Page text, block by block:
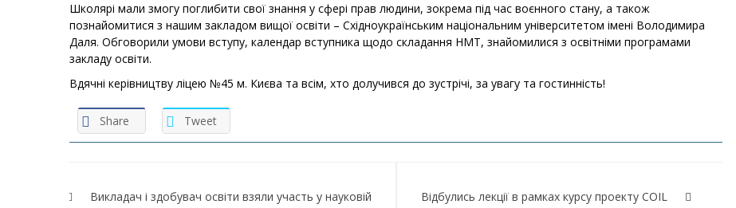
Школярі мали змогу поглибити свої знання у сфері прав людини, зокрема під час воєнного стану, а також
познайомитися з нашим закладом вищої освіти – Східноукраїнським національним університетом імені Володимира
Даля. Обговорили умови вступу, календар вступника щодо складання НМТ, знайомилися з освітніми програмами
закладу освіти.
Вдячні керівництву ліцею №45 м. Києва та всім, хто долучився до зустрічі, за увагу та гостинність!
Share Tweet
Викладач і здобувач освіти взяли участь у науковій
Відбулись лекції в рамках курсу проекту COIL